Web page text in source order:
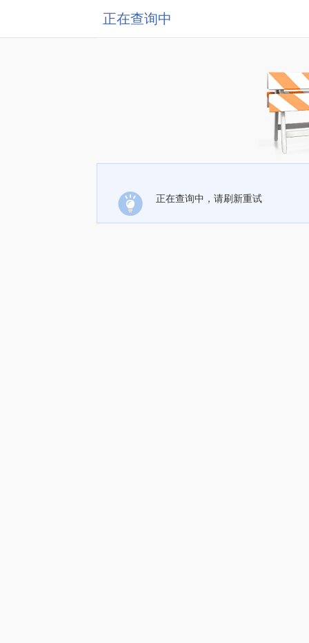
正在查询中
正在查询中，请刷新重试